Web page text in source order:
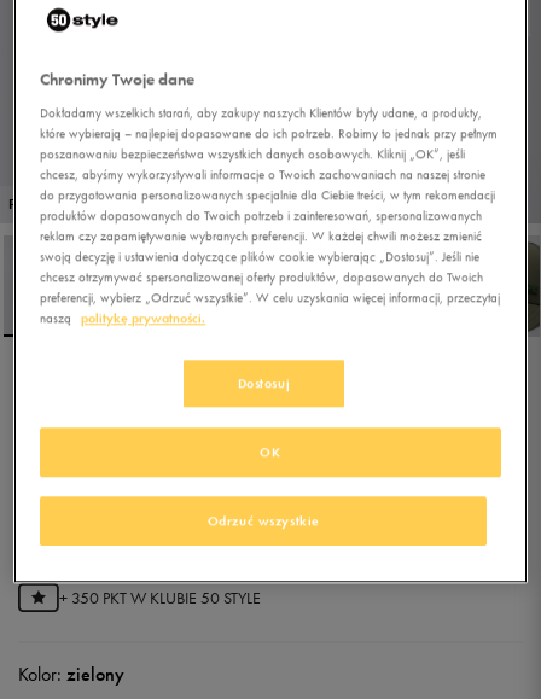
PROMO: DO -30% 1/7
ADIDAS CZAPKA BB CAP
LT MET
(najniższa cena z 30 dni przed obniżką)
55,99złz Vat
+ 350 PKT W KLUBIE 50 STYLE
Kolor: zielony
Chronimy Twoje dane
Dokładamy wszelkich starań, aby zakupy naszych Klientów były udane, a produkty,
które wybierają – najlepiej dopasowane do ich potrzeb. Robimy to jednak przy pełnym
poszanowaniu bezpieczeństwa wszystkich danych osobowych. Kliknij „OK”, jeśli
chcesz, abyśmy wykorzystywali informacje o Twoich zachowaniach na naszej stronie
do przygotowania personalizowanych specjalnie dla Ciebie treści, w tym rekomendacji
produktów dopasowanych do Twoich potrzeb i zainteresowań, spersonalizowanych
reklam czy zapamiętywanie wybranych preferencji. W każdej chwili możesz zmienić
swoją decyzję i ustawienia dotyczące plików cookie wybierając „Dostosuj”. Jeśli nie
chcesz otrzymywać spersonalizowanej oferty produktów, dopasowanych do Twoich
preferencji, wybierz „Odrzuć wszystkie”. W celu uzyskania więcej informacji, przeczytaj
naszą
politykę prywatności.
Dostosuj
Odrzuć wszystkie
OK